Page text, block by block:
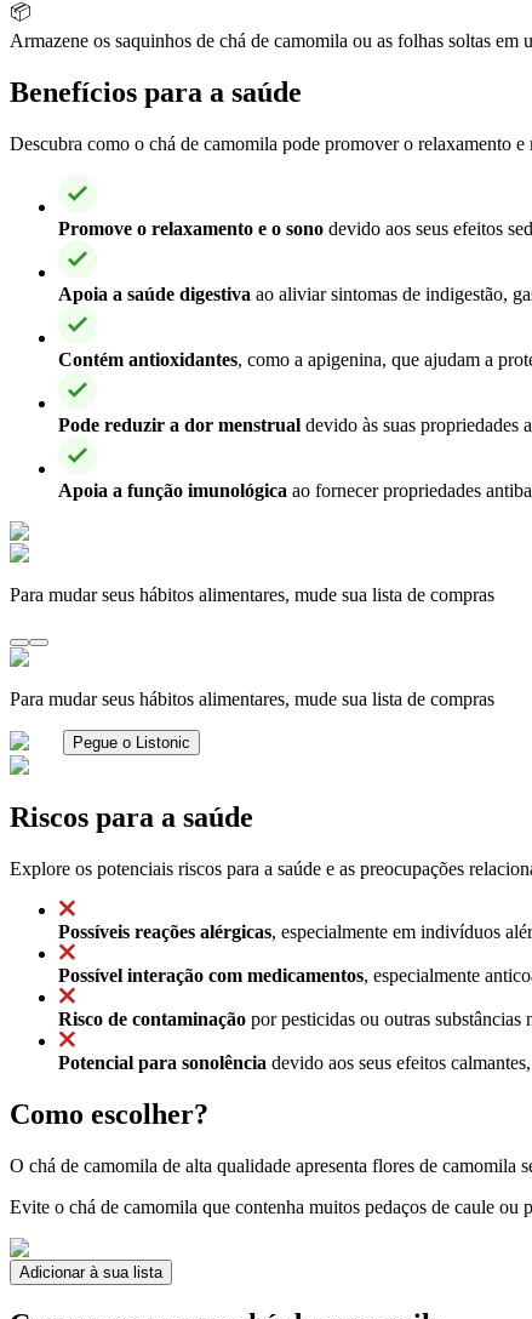
📦
Armazene os saquinhos de chá de camomila ou as folhas soltas
Benefícios para a saúde
Descubra como o chá de camomila pode promover o relaxamento
Promove o relaxamento e o sono devido aos seus efeitos
Apoia a saúde digestiva ao aliviar sintomas de indigestão,
Contém antioxidantes, como a apigenina, que ajudam a
Pode reduzir a dor menstrual devido às suas propriedades
Apoia a função imunológica ao fornecer propriedades
Para mudar seus hábitos alimentares, mude sua lista de compras
Para mudar seus hábitos alimentares, mude sua lista de compras
Pegue o Listonic
Riscos para a saúde
Explore os potenciais riscos para a saúde e as preocupações
Possíveis reações alérgicas, especialmente em indivíduos
Possível interação com medicamentos, especialmente
Risco de contaminação por pesticidas ou outras
Potencial para sonolência devido aos seus efeitos
Como escolher?
O chá de camomila de alta qualidade apresenta flores de camomila
Evite o chá de camomila que contenha muitos pedaços de caule ou
Adicionar à sua lista